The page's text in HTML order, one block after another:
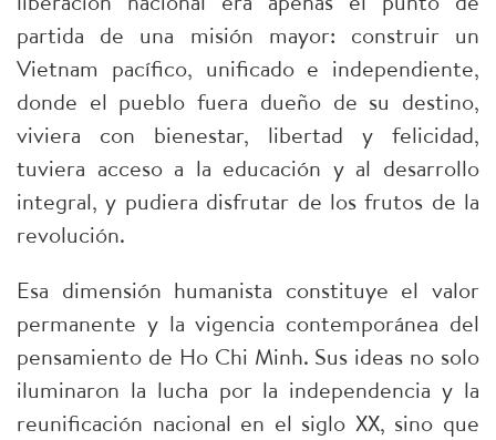
partida de una misión mayor: construir un
Vietnam pacífico, unificado e independiente,
donde el pueblo fuera dueño de su destino,
viviera con bienestar, libertad y felicidad,
tuviera acceso a la educación y al desarrollo
integral, y pudiera disfrutar de los frutos de la
revolución.
Esa dimensión humanista constituye el valor
permanente y la vigencia contemporánea del
pensamiento de Ho Chi Minh. Sus ideas no solo
iluminaron la lucha por la independencia y la
reunificación nacional en el siglo XX, sino que